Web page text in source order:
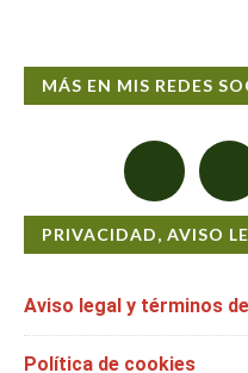
MÁS EN MIS REDES
PRIVACIDAD, AVISO
Aviso legal y términos
Política de cookies